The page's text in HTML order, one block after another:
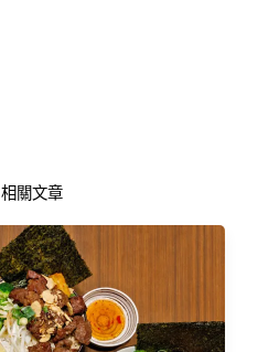
相關文章